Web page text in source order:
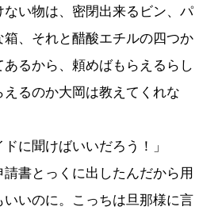
い物は、密閉出来るビン、パ
、それと醋酸エチルの四つか
るから、頼めばもらえるらし
るのか大岡は教えてくれな
ドに聞けばいいだろう！」
書とっくに出したんだから用
いのに。こっちは旦那様に言